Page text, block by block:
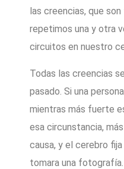
las creencias, que
repetimos una y otra
circuitos en nuestro
Todas las creencias
pasado. Si una
mientras más fuerte
esa circunstancia,
causa, y el cerebro
tomara una